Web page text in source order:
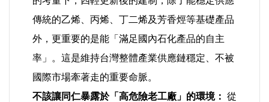
財務金融/稅制改革
選舉/民調
傳統的乙烯、丙烯、丁二烯及芳香烴等基礎產品
外，更重要的是能「滿足國內石化產品的自主
率」。這是維持台灣整體產業供應鏈穩定、不被
國際市場牽著走的重要命脈。
不該讓同仁暴露於「高危險老工廠」的環境： 從